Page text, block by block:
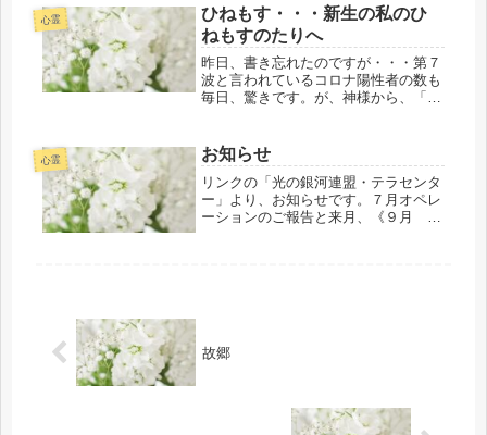
（くにつかみ＝地上にいらっしゃる
神々）様方が、ブザーが鳴り響
き・・・赤く...
心霊
ひねもす・・・新生の私のひ
ねもすのたりへ
昨日、書き忘れたのですが・・・第７
波と言われているコロナ陽性者の数も
毎日、驚きです。が、神様から、「朝
いない人たちへの伝播をはじめ、接種
をしたと気になっている人たちへ...
心霊 お知らせ
リンクの「光の銀河連盟・テラセンタ
ー」より、お知らせです。７月オペレ
ーションのご報告と来月、《９月 レ
故郷